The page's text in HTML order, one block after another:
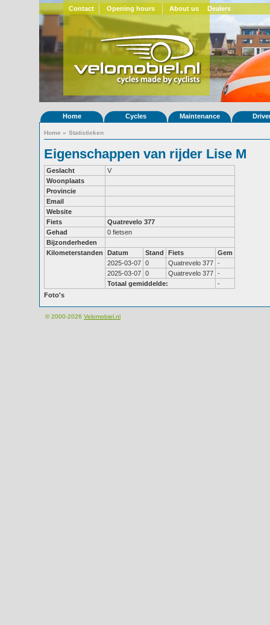
Contact Opening hours About us Dealers
Home Cycles Maintenance
Home » Statistieken
Eigenschappen van rijder Lise M
Geslacht
V
Woonplaats
Provincie
Email
Website
Fiets
Quatrevelo 377
Gehad
0 fietsen
Bijzonderheden
Kilometerstanden
Datum Stand Fiets
Gem
2025-03-07 0 Quatrevelo 377 -
2025-03-07 0 Quatrevelo 377 -
Totaal gemiddelde:
-
Foto's
© 2000-2026 Velomobiel.nl